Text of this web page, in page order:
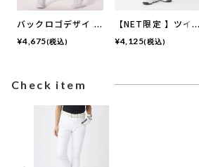
バックロゴデザイン
スカート|インナー
パンツ付き | 吸汗速
¥4,675(税込)
【NET限定 】ツイ
ル９分丈ストレート
パンツ | 吸汗速乾・
¥4,125(税込)
Check item